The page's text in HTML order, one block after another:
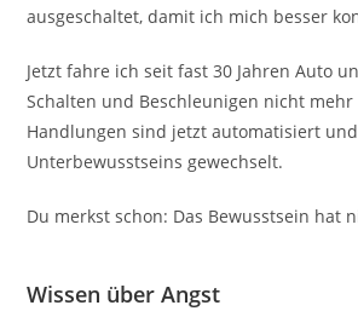
ausgeschaltet, damit ich mich besser
Jetzt fahre ich seit fast 30 Jahren Auto
Schalten und Beschleunigen nicht mehr
Handlungen sind jetzt automatisiert
Unterbewusstseins gewechselt.
Du merkst schon: Das Bewusstsein hat
Wissen über Angst